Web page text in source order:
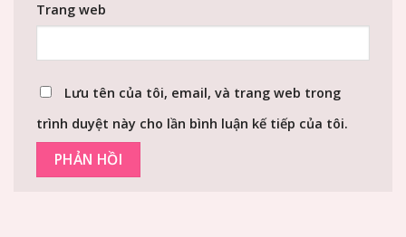
Trang web
Lưu tên của tôi, email, và trang web trong
trình duyệt này cho lần bình luận kế tiếp của tôi.